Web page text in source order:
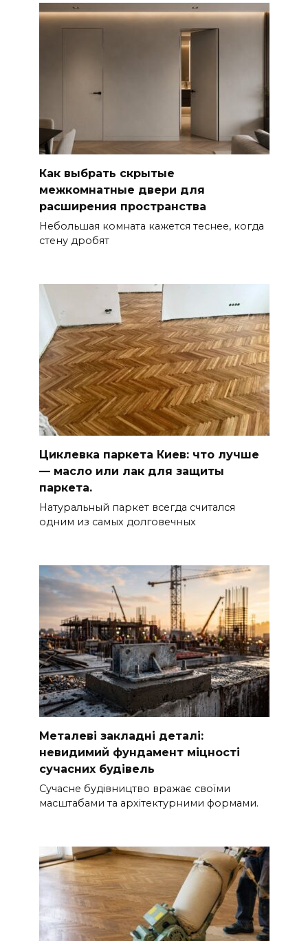
Как выбрать скрытые
межкомнатные двери для
расширения пространства
Небольшая комната кажется теснее, когда
стену дробят
Циклевка паркета Киев: что лучше
— масло или лак для защиты
паркета.
Натуральный паркет всегда считался
одним из самых долговечных
Металеві закладні деталі:
невидимий фундамент міцності
сучасних будівель
Сучасне будівництво вражає своїми
масштабами та архітектурними формами.